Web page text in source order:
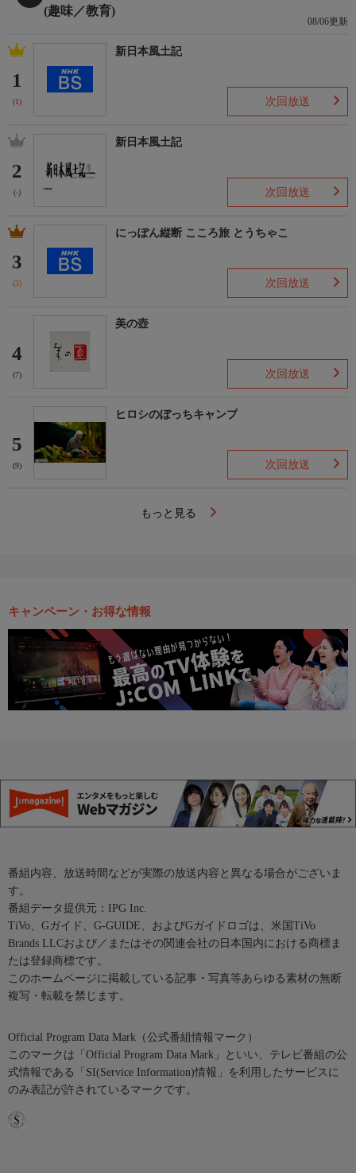
(趣味／教育)
08/06更新
1
(1)
新日本風土記
次回放送
2
(-)
新日本風土記
次回放送
3
(3)
にっぽん縦断 こころ旅 とうちゃこ
次回放送
4
(7)
美の壺
次回放送
5
(9)
ヒロシのぼっちキャンプ
次回放送
もっと見る
キャンペーン・お得な情報
番組内容、放送時間などが実際の放送内容と異なる場合がございま
す。
番組データ提供元：IPG Inc.
TiVo、Gガイド、G-GUIDE、およびGガイドロゴは、米国TiVo
Brands LLCおよび／またはその関連会社の日本国内における商標ま
たは登録商標です。
このホームページに掲載している記事・写真等あらゆる素材の無断
複写・転載を禁じます。
Official Program Data Mark（公式番組情報マーク）
このマークは「Official Program Data Mark」といい、テレビ番組の公
式情報である「SI(Service Information)情報」を利用したサービスに
のみ表記が許されているマークです。